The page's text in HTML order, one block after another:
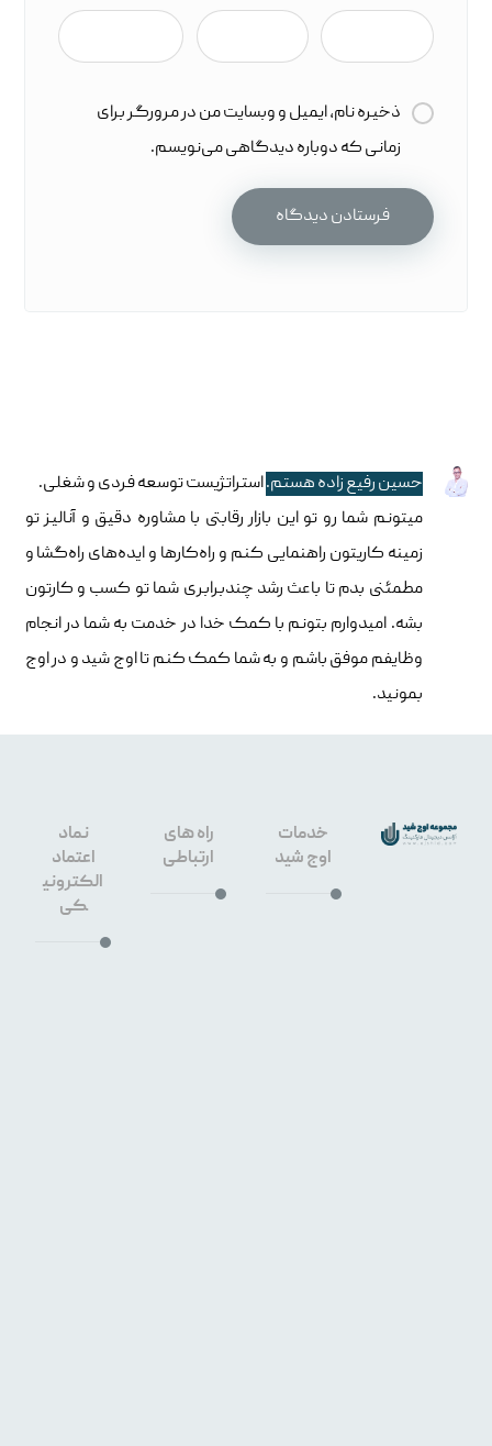
ذخیره نام، ایمیل و وبسایت من در مرورگر برای
زمانی که دوباره دیدگاهی می‌نویسم.
حسین رفیع زاده هستم.استراتژیست توسعه فردی و شغلی.
میتونم شما رو تو این بازار رقابتی با مشاوره دقیق و آنالیز تو
زمینه کاریتون راهنمایی کنم و راه‌کارها و ایده‌های راه‌گشا و
مطمئنی بدم تا باعث رشد چندبرابری شما تو کسب و کارتون
بشه. امیدوارم بتونم با کمک خدا در خدمت به شما در انجام
وظایفم موفق باشم و به شما کمک کنم تا اوج شید و در اوج
بمونید.
خدمات
اوج شید
راه های
ارتباطی
نماد
اعتماد
الکترونی
کی